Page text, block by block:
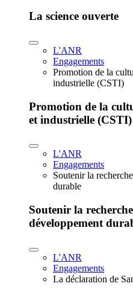
La science ouverte
L'ANR
Engagements
Promotion de la
industrielle (CSTI)
Promotion de la
et industrielle (CSTI)
L'ANR
Engagements
Soutenir la
durable
Soutenir la
développement
L'ANR
Engagements
La déclaration de